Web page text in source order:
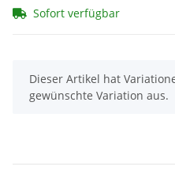
Sofort verfügbar
x
Dieser Artikel hat
gewünschte Variation aus.